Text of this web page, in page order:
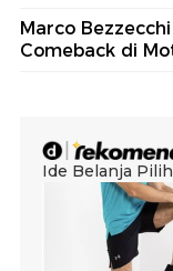
Marco
Comeback di